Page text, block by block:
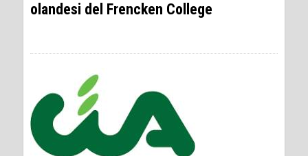
olandesi del Frencken College